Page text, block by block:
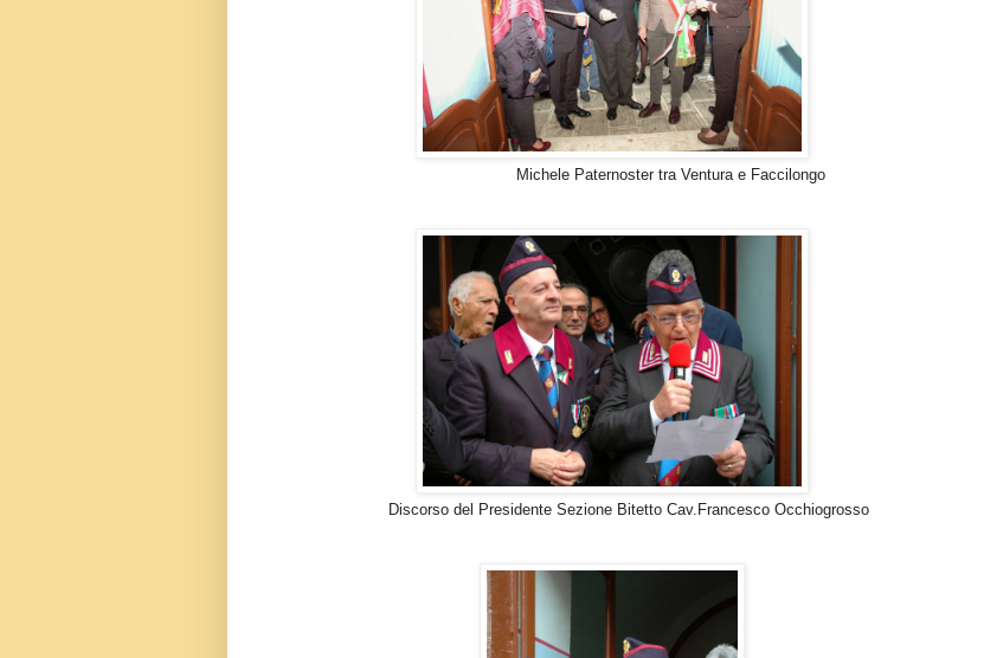
Michele Paternoster tra Ventura e Faccilongo
Discorso del Presidente Sezione Bitetto Cav.Francesco Occhiogrosso